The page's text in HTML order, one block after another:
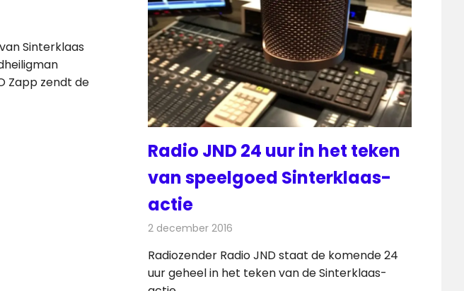
Sinterklaas
Zapp zendt de
Radio JND 24 uur in het teken
van speelgoed Sinterklaas-
actie
2 december 2016
Radiozender Radio JND staat de komende 24
uur geheel in het teken van de Sinterklaas-